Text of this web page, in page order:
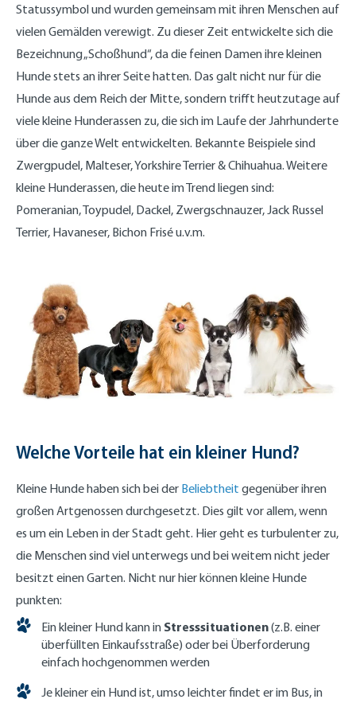
Statussymbol und wurden gemeinsam mit ihren Menschen auf
vielen Gemälden verewigt. Zu dieser Zeit entwickelte sich die
Bezeichnung „Schoßhund“, da die feinen Damen ihre kleinen
Hunde stets an ihrer Seite hatten. Das galt nicht nur für die
Hunde aus dem Reich der Mitte, sondern trifft heutzutage auf
viele kleine Hunderassen zu, die sich im Laufe der Jahrhunderte
über die ganze Welt entwickelten. Bekannte Beispiele sind
Zwergpudel, Malteser, Yorkshire Terrier & Chihuahua. Weitere
kleine Hunderassen, die heute im Trend liegen sind:
Pomeranian, Toypudel, Dackel, Zwergschnauzer, Jack Russel
Terrier, Havaneser, Bichon Frisé u.v.m.
Welche Vorteile hat ein kleiner Hund?
Kleine Hunde haben sich bei der Beliebtheit gegenüber ihren
großen Artgenossen durchgesetzt. Dies gilt vor allem, wenn
es um ein Leben in der Stadt geht. Hier geht es turbulenter zu,
die Menschen sind viel unterwegs und bei weitem nicht jeder
besitzt einen Garten. Nicht nur hier können kleine Hunde
punkten:
Ein kleiner Hund kann in Stresssituationen(z.B. einer
überfüllten Einkaufsstraße) oder bei Überforderung
einfach hochgenommen werden
Je kleiner ein Hund ist, umso leichter findet er im Bus, in